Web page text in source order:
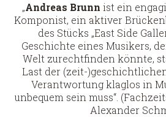
„Andreas Brunn ist ein
Komponist, ein aktiver
des Stücks „East Side
Geschichte eines Musikers,
Welt zurechtfinden könnte,
Last der (zeit-
Verantwortung klaglos in
unbequem sein muss“.
Alexander